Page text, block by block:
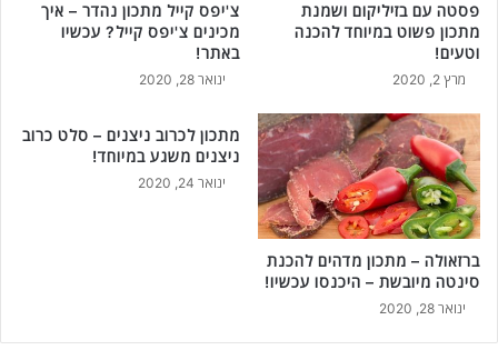
פסטה עם בזיליקום ושמנת
מתכון פשוט במיוחד להכנה
וטעים!
מרץ 2, 2020
צ'יפס קייל מתכון נהדר – איך
מכינים צ'יפס קייל? עכשיו
באתר!
ינואר 28, 2020
ברזאולה – מתכון מדהים להכנת
סינטה מיובשת – היכנסו עכשיו!
ינואר 28, 2020
מתכון לכרוב ניצנים – סלט כרוב
ניצנים משגע במיוחד!
ינואר 24, 2020